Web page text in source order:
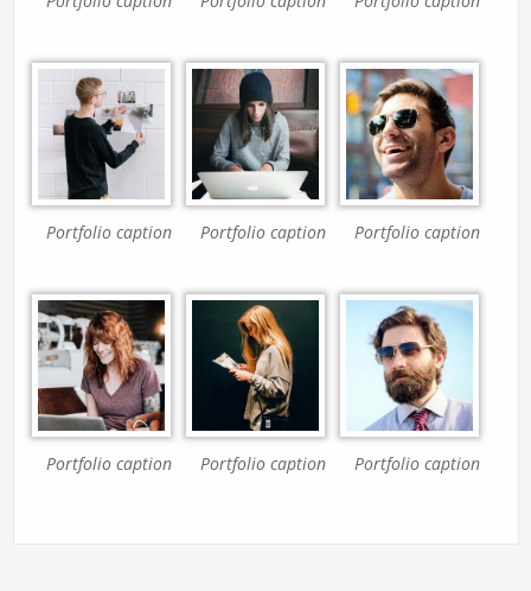
Portfolio caption Portfolio caption Portfolio caption
Portfolio caption Portfolio caption Portfolio caption